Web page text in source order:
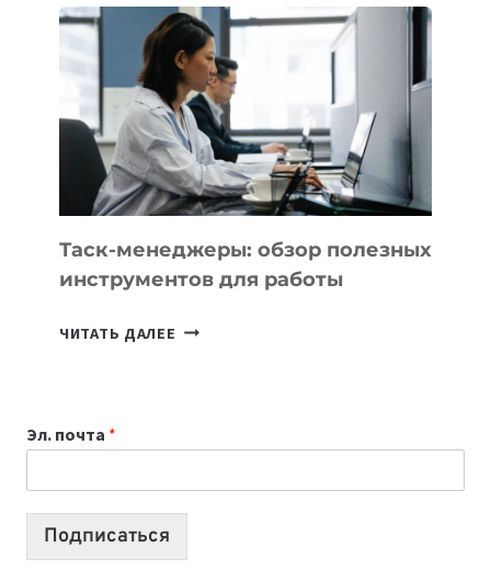
БИЗНЕСА:
КАКИЕ
3
ЗАДАЧИ
ЕМУ
МОЖНО
ПОРУЧИТЬ
УЖЕ
Таск-менеджеры: обзор полезных
инструментов для работы
ЧИТАТЬ ДАЛЕЕ ТАСК-
РАБОТЫ
Эл. почта *
Подписаться